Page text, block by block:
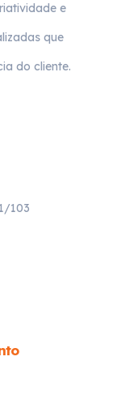
e
que
do cliente.
103